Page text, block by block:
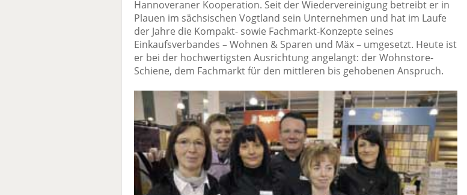
Hannoveraner Kooperation. Seit der Wiedervereinigung betreibt er in
Plauen im sächsischen Vogtland sein Unternehmen und hat im Laufe
der Jahre die Kompakt- sowie Fachmarkt-Konzepte seines
Einkaufsverbandes – Wohnen & Sparen und Mäx – umgesetzt. Heute ist
er bei der hochwertigsten Ausrichtung angelangt: der Wohnstore-
Schiene, dem Fachmarkt für den mittleren bis gehobenen Anspruch.